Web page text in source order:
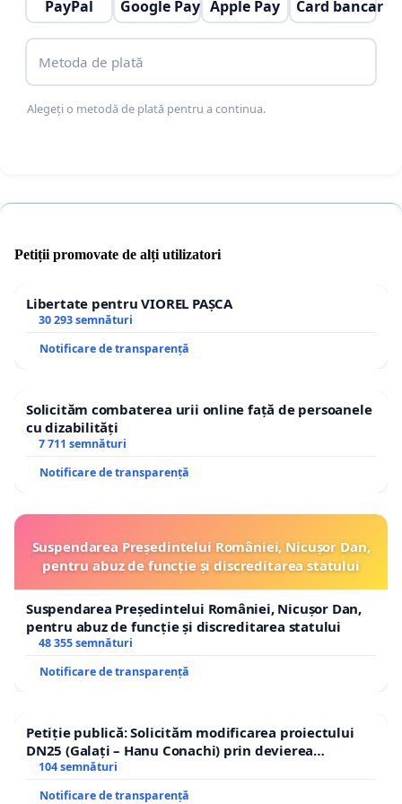
suportabil pentru beneficiari.
Inițierea unui dialog public între autorități și
reprezentanții beneficiarilor pentru
identificarea unor soluții sustenabile pe termen
lung.
Cerem o reacție responsabilă, solidară și
Sprijinul pentru tineri și familiile tinere nu
poate fi doar declarativ – el trebuie susținut
PayPal Google Pay Apple Pay Card bancar
Metoda de plată
Alegeți o metodă de plată pentru a continua.
Petiții promovate de alți utilizatori
Libertate pentru VIOREL PAȘCA
30 293 semnături
Notificare de transparență
Solicităm combaterea urii online față de persoanele
cu dizabilități
7 711 semnături
Notificare de transparență
Suspendarea Președintelui României, Nicușor Dan,
pentru abuz de funcție și discreditarea statului
Suspendarea Președintelui României, Nicușor Dan,
pentru abuz de funcție și discreditarea statului
48 355 semnături
Notificare de transparență
Petiție publică: Solicităm modificarea proiectului
DN25 (Galați – Hanu Conachi) prin devierea
traseului în afara localităților!
104 semnături
Notificare de transparență